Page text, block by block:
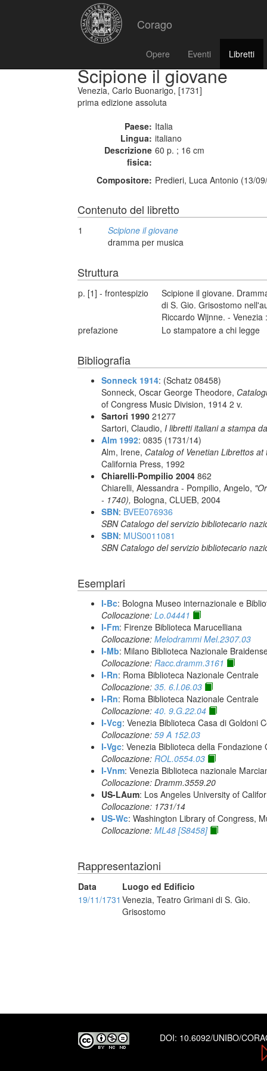
Corago
Opere Eventi Libretti
Scipione il giovane
Venezia, Carlo Buonarigo, [1731]
prima edizione assoluta
Paese: Italia
Lingua: italiano
Descrizione
fisica:
60 p. ; 16 cm
Compositore: Predieri, Luca Antonio (13/
Contenuto del libretto
1
Scipione il giovane
dramma per musica
Struttura
p. [1] - frontespizio
Scipione il giovane.
di S. Gio. Grisostomo
Riccardo Wijnne. -
prefazione
Lo stampatore a chi legge
Bibliografia
Sonneck 1914: (Schatz 08458)
Sonneck, Oscar George Theodore,
of Congress Music Division, 1914 2 v.
Sartori 1990 21277
Sartori, Claudio, I libretti italiani a stampa
Alm 1992: 0835 (1731/14)
Alm, Irene, Catalog of Venetian Librettos
California Press, 1992
Chiarelli-Pompilio 2004 862
Chiarelli, Alessandra - Pompilio, Angelo,
- 1740), Bologna, CLUEB, 2004
SBN: BVEE076936
SBN Catalogo del servizio bibliotecario
SBN: MUS0011081
SBN Catalogo del servizio bibliotecario
Esemplari
I-Bc: Bologna Museo internazionale e
Collocazione: Lo.04441
I-Fm: Firenze Biblioteca Marucelliana
Collocazione: Melodrammi Mel.2307.03
I-Mb: Milano Biblioteca Nazionale
Collocazione: Racc.dramm.3161
I-Rn: Roma Biblioteca Nazionale Centrale
Collocazione: 35. 6.I.06.03
I-Rn: Roma Biblioteca Nazionale Centrale
Collocazione: 40. 9.G.22.04
I-Vcg: Venezia Biblioteca Casa di Goldoni
Collocazione: 59 A 152.03
I-Vgc: Venezia Biblioteca della Fondazione
Collocazione: ROL.0554.03
I-Vnm: Venezia Biblioteca nazionale
Collocazione: Dramm.3559.20
US-LAum: Los Angeles University of
Collocazione: 1731/14
US-Wc: Washington Library of Congress,
Collocazione: ML48 [S8458]
Rappresentazioni
Data
Luogo ed Edificio
19/11/1731 Venezia, Teatro Grimani di S. Gio.
Grisostomo
DOI: 10.6092/UNIBO/